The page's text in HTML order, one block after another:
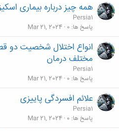
همه چیز درباره بیماری
Persia1
پاسخ ها 0
Mar 21, 2024
انواع اختلال شخصیت دو
مختلف درمان
Persia1
پاسخ ها 0
Mar 21, 2024
علائم افسردگی پاییزی
Persia1
پاسخ ها 0
Mar 21, 2024